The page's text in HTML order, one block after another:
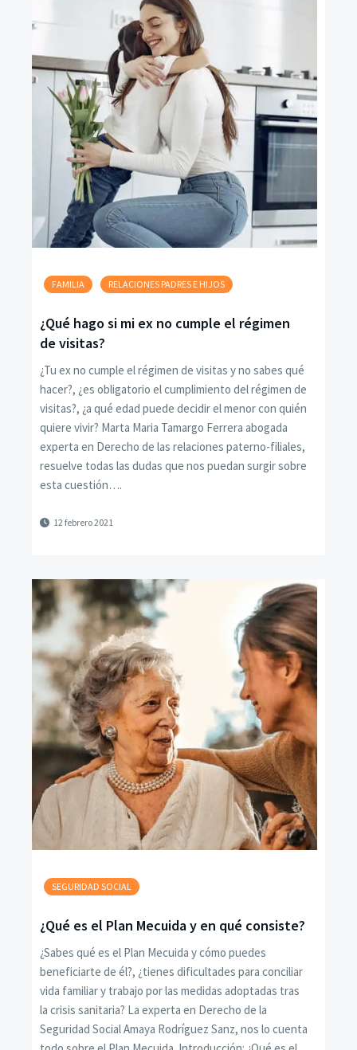
FAMILIA RELACIONES PADRES E HIJOS
¿Qué hago si mi ex no cumple el régimen
de visitas?
¿Tu ex no cumple el régimen de visitas y no sabes qué
hacer?, ¿es obligatorio el cumplimiento del régimen de
visitas?, ¿a qué edad puede decidir el menor con quién
quiere vivir? Marta Maria Tamargo Ferrera abogada
experta en Derecho de las relaciones paterno-filiales,
resuelve todas las dudas que nos puedan surgir sobre
esta cuestión….
12 febrero 2021
SEGURIDAD SOCIAL
¿Qué es el Plan Mecuida y en qué consiste?
¿Sabes qué es el Plan Mecuida y cómo puedes
beneficiarte de él?, ¿tienes dificultades para conciliar
vida familiar y trabajo por las medidas adoptadas tras
la crisis sanitaria? La experta en Derecho de la
Seguridad Social Amaya Rodríguez Sanz, nos lo cuenta